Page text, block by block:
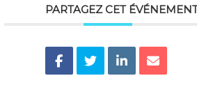
PARTAGEZ CET